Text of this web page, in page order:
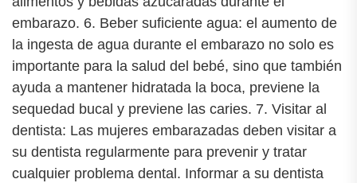
embarazo. 6. Beber suficiente agua: el aumento de
la ingesta de agua durante el embarazo no solo es
importante para la salud del bebé, sino que también
ayuda a mantener hidratada la boca, previene la
sequedad bucal y previene las caries. 7. Visitar al
dentista: Las mujeres embarazadas deben visitar a
su dentista regularmente para prevenir y tratar
cualquier problema dental. Informar a su dentista